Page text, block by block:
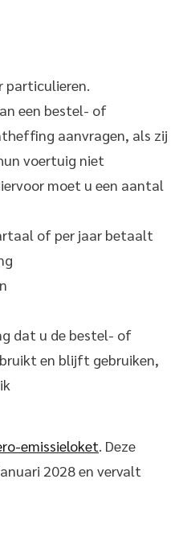
particulieren.
een bestel- of
aanvragen, als zij
voertuig niet
moet u een aantal
of per jaar betaalt
dat u de bestel- of
en blijft gebruiken,
emissieloket. Deze
2028 en vervalt